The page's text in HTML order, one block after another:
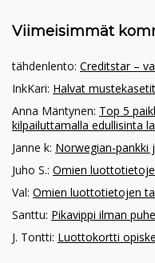
Viimeisimmät
tähdenlento: Creditstar –
InkKari: Halvat
Anna Mäntynen: Top 5
kilpailuttamalla edullisinta
Janne k: Norwegian-pankki
Juho S.: Omien
Val: Omien luottotietojen
Santtu: Pikavippi ilman
J. Tontti: Luottokortti